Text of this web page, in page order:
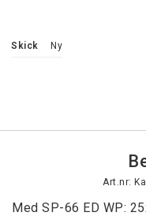
Skick Ny
Art.nr:
Med SP-66 ED WP: